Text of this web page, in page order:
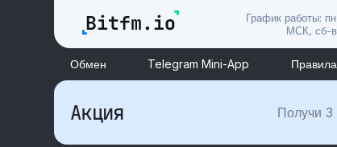
График работы:
МСК, сб-
Обмен Telegram Mini-App Правила
Акция Получи